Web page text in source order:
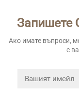
Запишете
Ако имате въпроси,
с